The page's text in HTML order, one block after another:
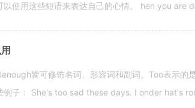
以使用这些短语来表达自己的心情。 hen you are
皆可修饰名词、形容词和副词。Too表示的
例子： She's too sad these days. I onder hat's